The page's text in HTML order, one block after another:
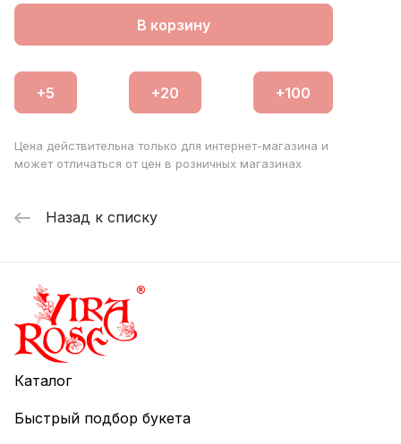
В корзину
Цена действительна только для интернет-магазина и
может отличаться от цен в розничных магазинах
Назад к списку
Каталог
Быстрый подбор букета